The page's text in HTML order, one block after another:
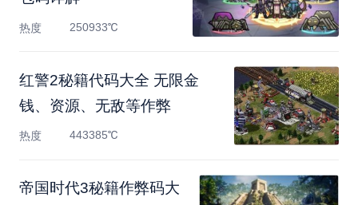
热度 250933℃
红警2秘籍代码大全 无限金
钱、资源、无敌等作弊
热度 443385℃
帝国时代3秘籍作弊码大